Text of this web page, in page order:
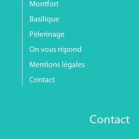
Montfort
Basilique
Pèlerinage
On vous répond
Mentions légales
Contact
Contact